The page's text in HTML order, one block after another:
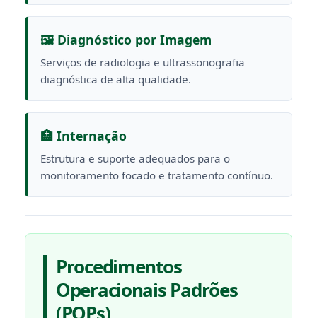
🖼️ Diagnóstico por Imagem
Serviços de radiologia e ultrassonografia
diagnóstica de alta qualidade.
🏥 Internação
Estrutura e suporte adequados para o
monitoramento focado e tratamento contínuo.
Procedimentos
Operacionais Padrões